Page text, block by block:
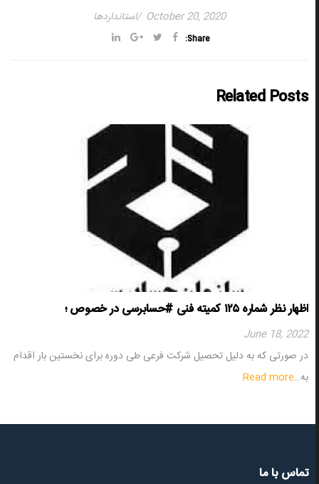
October 20, 2020 استانداردها
Share:
Related Posts
اظهار نظر شماره ۱۲۵ کمیته فنی #حسابرسی در خصوص ؛
June 18, 2022
در صورتی که به دلیل تحصیل شرکت فرعی طی دوره برای نخستین بار اقدام
به…Read more
تماس با ما